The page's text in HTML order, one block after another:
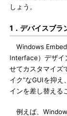
しょう。
1．デバイスブラ
Windows
Interface）デザイ
せてカスタマイズ
イク”なGUIを抑
インを差し替える
例えば、